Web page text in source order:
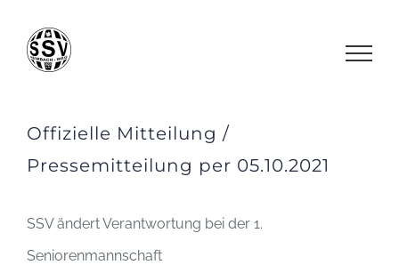
Inhalt
Offizielle Mitteilung /
Pressemitteilung per 05.10.2021
SSV ändert Verantwortung bei der 1.
Seniorenmannschaft